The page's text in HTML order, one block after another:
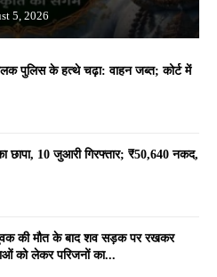
5, 2026
पुलिस के हत्थे चढ़ा: वाहन जब्त; कोर्ट में
10 जुआरी गिरफ्तार; ₹50,640 नकद,
की मौत के बाद शव सड़क पर रखकर
को लेकर परिजनों का...